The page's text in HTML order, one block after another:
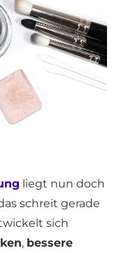
liegt nun doch
schreit gerade
sich
, bessere